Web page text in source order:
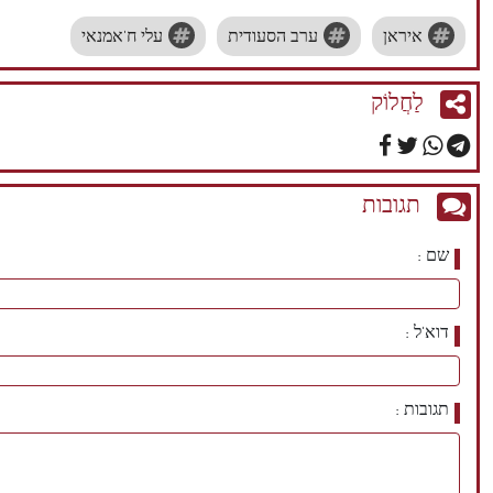
איראן ערב הסעודית עלי ח'אמנאי
לַחֲלוֹק
תגובות
שם
דוא'ל
תגובות